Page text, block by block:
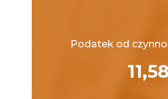
Podatek od